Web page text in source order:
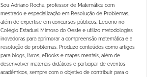
Sou Adriano Rocha, professor de Matemática com
mestrado e especialização em Resolução de Problemas,
além de expertise em concursos públicos. Leciono no
Colégio Estadual Mimoso do Oeste e utilizo metodologias
inovadoras para aprimorar a compreensão matemática e a
resolução de problemas. Produzo conteúdos como artigos
para blogs, livros, eBooks e mapas mentais, além de
desenvolver materiais didáticos e participar de eventos
acadêmicos, sempre com o objetivo de contribuir para o